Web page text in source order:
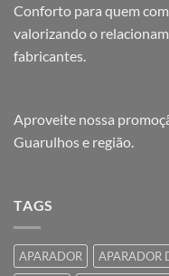
Conforto para quem
valorizando o
fabricantes.
Aproveite nossa
Guarulhos e região.
TAGS
APARADOR APARADOR